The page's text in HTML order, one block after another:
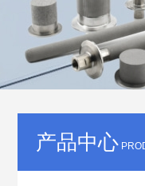
产品中心